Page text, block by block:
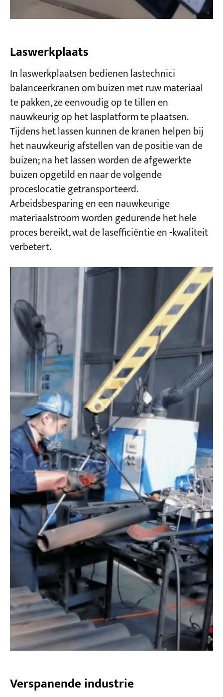
Laswerkplaats
In laswerkplaatsen bedienen lastechnici
balanceerkranen om buizen met ruw materiaal
te pakken, ze eenvoudig op te tillen en
nauwkeurig op het lasplatform te plaatsen.
Tijdens het lassen kunnen de kranen helpen bij
het nauwkeurig afstellen van de positie van de
buizen; na het lassen worden de afgewerkte
buizen opgetild en naar de volgende
proceslocatie getransporteerd.
Arbeidsbesparing en een nauwkeurige
materiaalstroom worden gedurende het hele
proces bereikt, wat de lasefficiëntie en -kwaliteit
verbetert.
Verspanende industrie